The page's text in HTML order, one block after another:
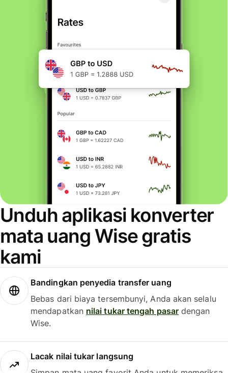
Unduh aplikasi konverter
mata uang Wise gratis
kami
Bandingkan penyedia transfer uang
Bebas dari biaya tersembunyi, Anda akan selalu
mendapatkan nilai tukar tengah pasardengan
Wise.
Lacak nilai tukar langsung